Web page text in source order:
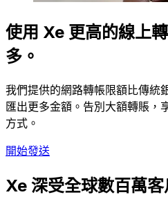
使用 Xe 更高的線上
多。
我們提供的網路轉帳限額比傳統
匯出更多金額。告別大額轉賬，
方式。
開始發送
Xe 深受全球數百萬